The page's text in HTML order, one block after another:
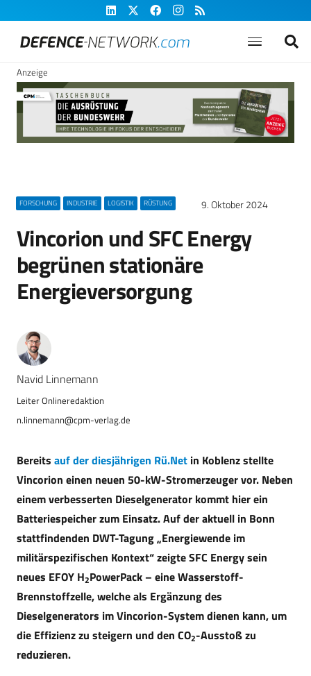
Anzeige
FORSCHUNG INDUSTRIE LOGISTIK RÜSTUNG 9. Oktober 2024
Vincorion und SFC Energy
begrünen stationäre
Energieversorgung
Navid Linnemann
n.linnemann@cpm-verlag.de
Bereits auf der diesjährigen Rü.Net in Koblenz stellte
Vincorion einen neuen 50-kW-Stromerzeuger vor. Neben
einem verbesserten Dieselgenerator kommt hier ein
Batteriespeicher zum Einsatz. Auf der aktuell in Bonn
stattfindenden DWT-Tagung „Energiewende im
militärspezifischen Kontext“ zeigte SFC Energy sein
neues EFOY H2PowerPack – eine Wasserstoff-
Brennstoffzelle, welche als Ergänzung des
Dieselgenerators im Vincorion-System dienen kann, um
die Effizienz zu steigern und den CO2-Ausstoß zu
reduzieren.